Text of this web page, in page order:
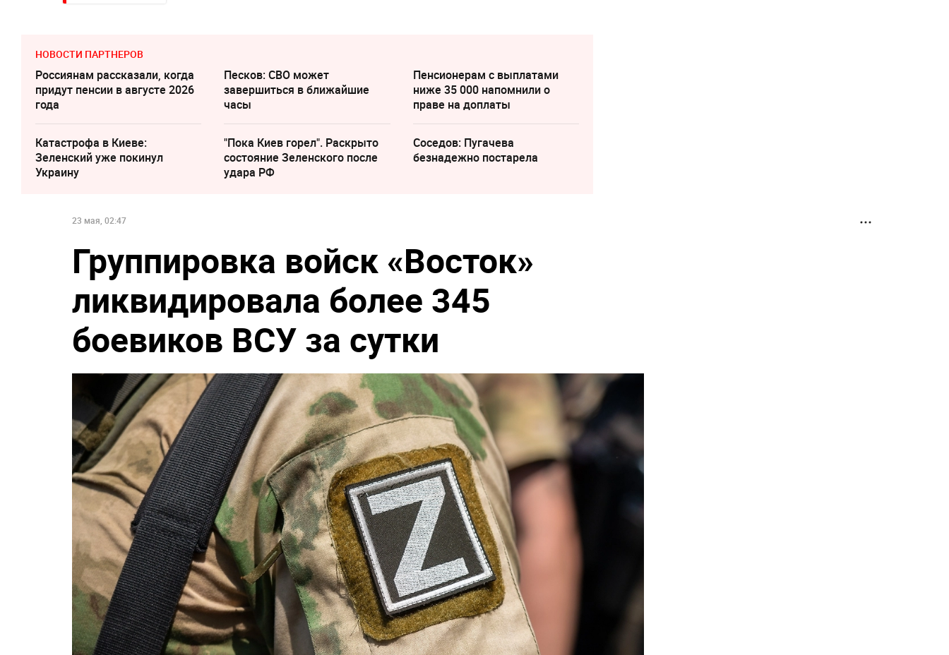
НОВОСТИ ПАРТНЕРОВ
Россиянам рассказали, когда
придут пенсии в августе 2026
года
Песков: СВО может
завершиться в ближайшие
часы
Пенсионерам с выплатами
ниже 35 000 напомнили о
праве на доплаты
Катастрофа в Киеве:
Зеленский уже покинул
Украину
"Пока Киев горел". Раскрыто
состояние Зеленского после
удара РФ
Соседов: Пугачева
безнадежно постарела
23 мая, 02:47
Группировка войск «Восток»
ликвидировала более 345
боевиков ВСУ за сутки